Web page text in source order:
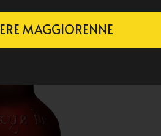
MAGGIORENNE